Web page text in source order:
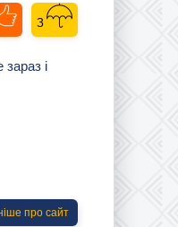
і
про сайт